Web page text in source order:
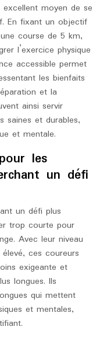
moyen de se
En fixant un objectif
course de 5 km,
l’exercice physique
accessible permet
les bienfaits
et la
ainsi servir
saines et durables,
et mentale.
les
un défi
un défi plus
trop courte pour
Avec leur niveau
ces coureurs
exigeante et
longues. Ils
qui mettent
et mentales,